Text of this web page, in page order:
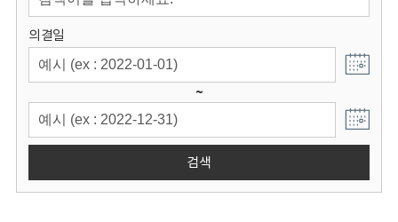
의결일
~
검색